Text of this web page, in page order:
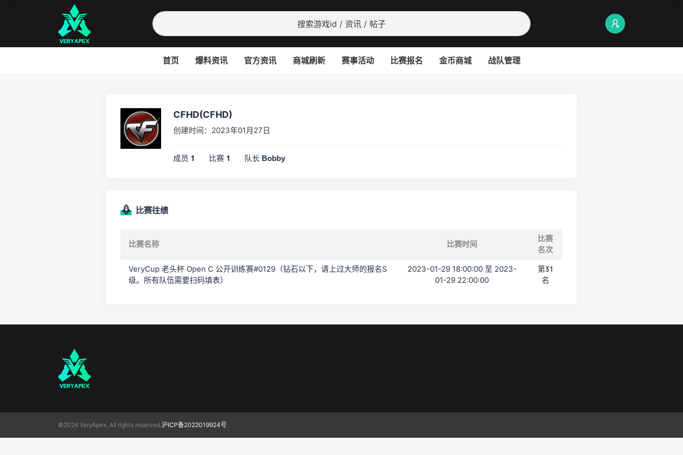
首页 爆料资讯 官方资讯 商城刷新 赛事活动 比赛报名 金币商城 战队管理
CFHD(CFHD)
创建时间：2023年01月27日
成员 1 比赛 1 队长 Bobby
比赛往绩
比赛名称 比赛时间
比赛
名次
VeryCup 老头杯 Open C 公开训练赛#0129（钻石以下，请上过大师的报名S
级。所有队伍需要扫码填表）
2023-01-29 18:00:00 至 2023-
01-29 22:00:00
第31
名
©2026 VeryApex. All rights reserved.沪ICP备2022019924号.